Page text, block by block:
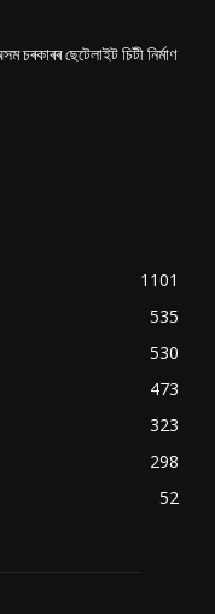
চৰকাৰৰ ছেটেলাইট চিটী নিৰ্মাণ
1101
535
530
473
323
298
52